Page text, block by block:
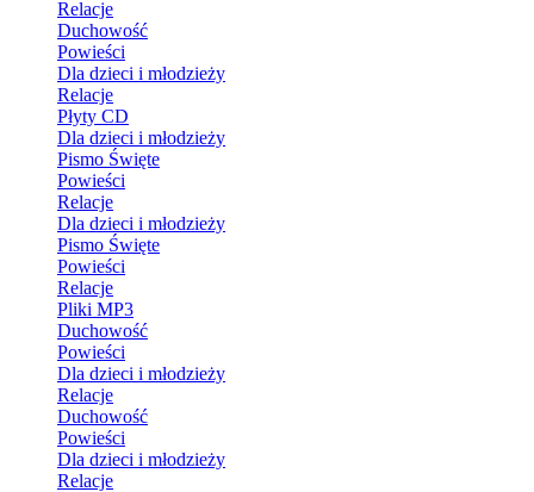
Relacje
Duchowość
Powieści
Dla dzieci i młodzieży
Relacje
Płyty CD
Dla dzieci i młodzieży
Pismo Święte
Powieści
Relacje
Dla dzieci i młodzieży
Pismo Święte
Powieści
Relacje
Pliki MP3
Duchowość
Powieści
Dla dzieci i młodzieży
Relacje
Duchowość
Powieści
Dla dzieci i młodzieży
Relacje